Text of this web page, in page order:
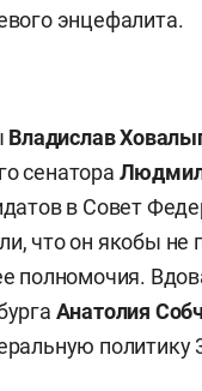
энцефалита.
Владислав
сенатора
в Совет
что он якобы не
полномочия.
Анатолия
политику